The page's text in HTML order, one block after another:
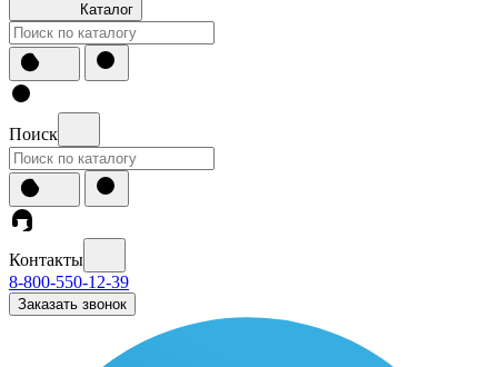
Каталог
Поиск
Контакты
8-800-550-12-39
Заказать звонок